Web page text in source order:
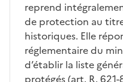
reprend
de protection au
historiques. Elle
réglementaire du
d’établir la liste
protégés (art. R.